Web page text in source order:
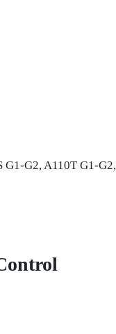
G1-G2, A110T G1-G2,